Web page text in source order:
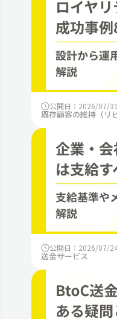
公開日：2026/07/31
既存顧客の維持（リ
公開日：2026/07/
送金サービス